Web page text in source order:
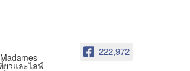
222,972